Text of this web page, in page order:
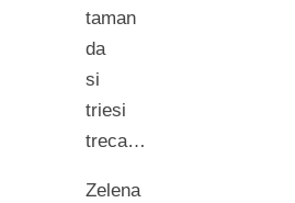
taman
da
si
triesi
treca…
Zelena